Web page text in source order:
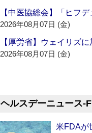
【中医協総会】「ヒフ
2026年08月07日 (金)
【厚労省】ウェイリズ
2026年08月07日 (金)
ヘルスデーニュース
米FDAが